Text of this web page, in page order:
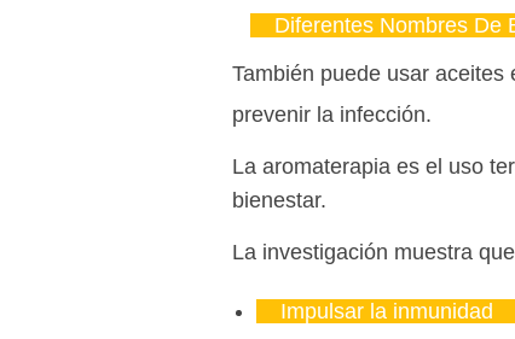
Diferentes Nombres De
También puede usar aceites
prevenir la infección.
La aromaterapia es el uso
bienestar.
La investigación muestra
Impulsar la inmunidad